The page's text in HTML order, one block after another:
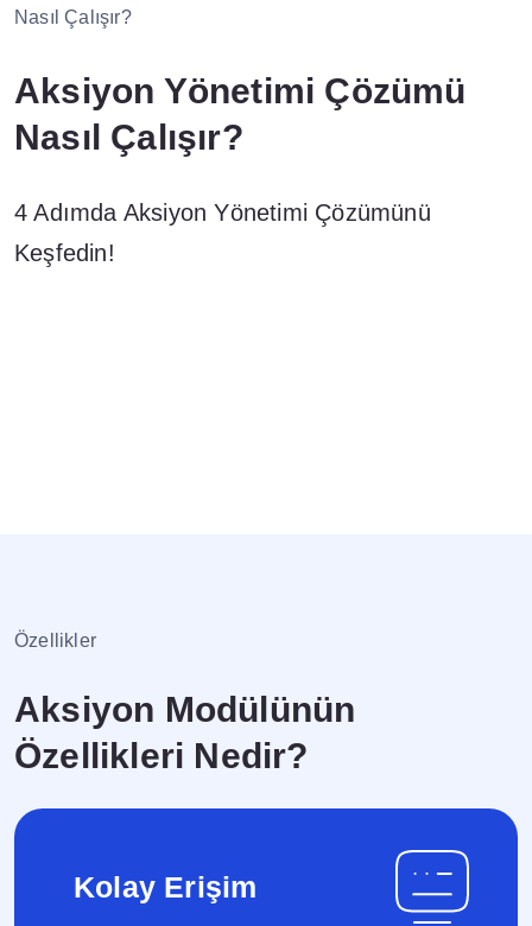
Nasıl Çalışır?
Aksiyon Yönetimi Çözümü
Nasıl Çalışır?
4 Adımda Aksiyon Yönetimi Çözümünü
Keşfedin!
Özellikler
Aksiyon Modülünün
Özellikleri Nedir?
Kolay Erişim